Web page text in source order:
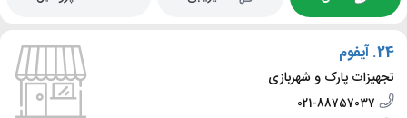
24. آیفوم
تجهیزات پارک و شهربازی
021-88757037